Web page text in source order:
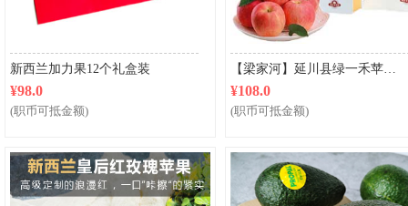
新西兰加力果12个礼盒装
¥98.0
(职币可抵金额)
【梁家河】延川县绿一禾苹果9枚盒装2750g （直径大于或等于85mm）
¥108.0
(职币可抵金额)